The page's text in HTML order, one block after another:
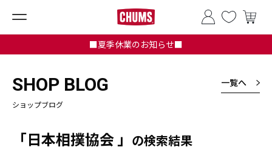
■夏季休業のお知らせ■
SHOP BLOG
ショップブログ
一覧へ
「日本相撲協会 」 の検索結果